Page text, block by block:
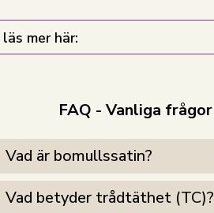
mer här:
FAQ - Vanliga frågor
Vad är bomullssatin?
Vad betyder trådtäthet (TC)?